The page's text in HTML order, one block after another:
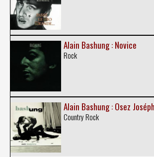
Alain Bashung : Novice
Rock
Alain Bashung : Osez
Country Rock